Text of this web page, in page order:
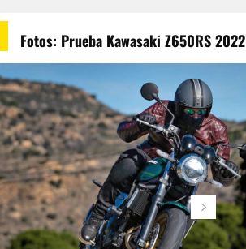
Fotos: Prueba Kawasaki Z650RS 2022